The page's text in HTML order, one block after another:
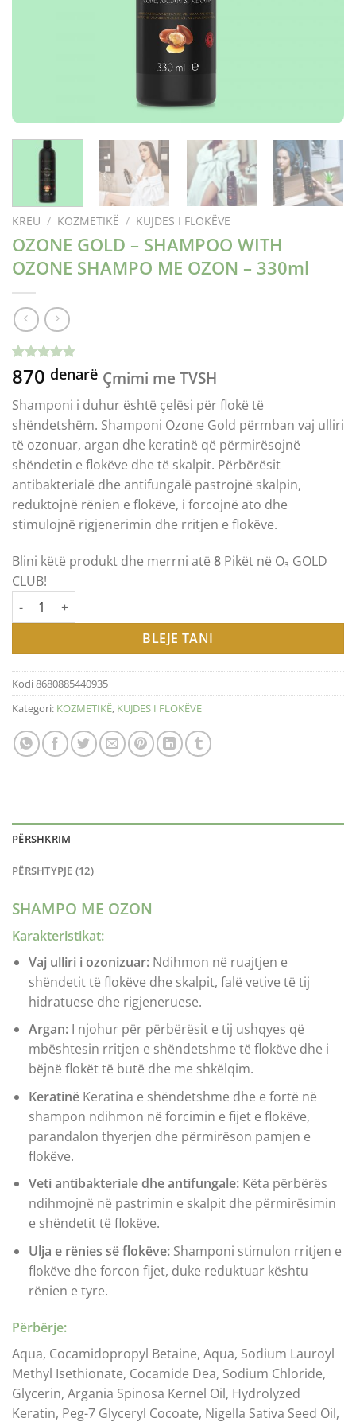
KREU / KOZMETIKË / KUJDES I FLOKËVE
OZONE GOLD – SHAMPOO WITH
OZONE SHAMPO ME OZON – 330ml
Vlerësuar
me 4.83
gjithsej,
bazuar në
12
vlerësime
klientësh
870 denarë Çmimi me TVSH
Shamponi i duhur është çelësi për flokë të
shëndetshëm. Shamponi Ozone Gold përmban vaj ulliri
të ozonuar, argan dhe keratinë që përmirësojnë
shëndetin e flokëve dhe të skalpit. Përbërësit
antibakterialë dhe antifungalë pastrojnë skalpin,
reduktojnë rënien e flokëve, i forcojnë ato dhe
stimulojnë rigjenerimin dhe rritjen e flokëve.
Blini këtë produkt dhe merrni atë 8 Pikët në O₃ GOLD
CLUB!
Sasi OZONE GOLD - SHAMPOO WITH OZONE ШАМПОН СО
BLEJE TANI
Kodi8680885440935
Kategori: KOZMETIKË, KUJDES I FLOKËVE
PËRSHKRIM
PËRSHTYPJE (12)
SHAMPO ME OZON
Karakteristikat:
Vaj ulliri i ozonizuar:Ndihmon në ruajtjen e
shëndetit të flokëve dhe skalpit, falë vetive të tij
hidratuese dhe rigjeneruese.
Argan:I njohur për përbërësit e tij ushqyes që
mbështesin rritjen e shëndetshme të flokëve dhe i
bëjnë flokët të butë dhe me shkëlqim.
KeratinëKeratina e shëndetshme dhe e fortë në
shampon ndihmon në forcimin e fijet e flokëve,
parandalon thyerjen dhe përmirëson pamjen e
flokëve.
Veti antibakteriale dhe antifungale:Këta përbërës
ndihmojnë në pastrimin e skalpit dhe përmirësimin
e shëndetit të flokëve.
Ulja e rënies së flokëve:Shamponi stimulon rritjen e
flokëve dhe forcon fijet, duke reduktuar kështu
rënien e tyre.
Përbërje:
Aqua, Cocamidopropyl Betaine, Aqua, Sodium Lauroyl
Methyl Isethionate, Cocamide Dea, Sodium Chloride,
Glycerin, Argania Spinosa Kernel Oil, Hydrolyzed
Keratin, Peg-7 Glyceryl Cocoate, Nigella Sativa Seed Oil,